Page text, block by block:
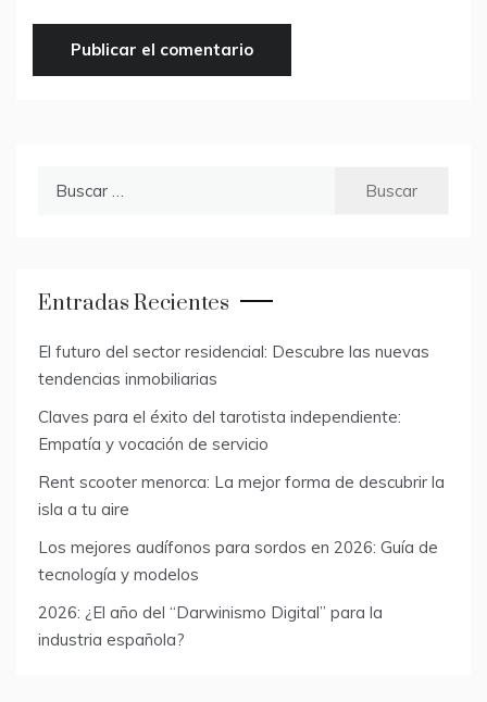
Entradas Recientes
El futuro del sector residencial: Descubre las nuevas
tendencias inmobiliarias
Claves para el éxito del tarotista independiente:
Empatía y vocación de servicio
Rent scooter menorca: La mejor forma de descubrir la
isla a tu aire
Los mejores audífonos para sordos en 2026: Guía de
tecnología y modelos
2026: ¿El año del “Darwinismo Digital” para la
industria española?